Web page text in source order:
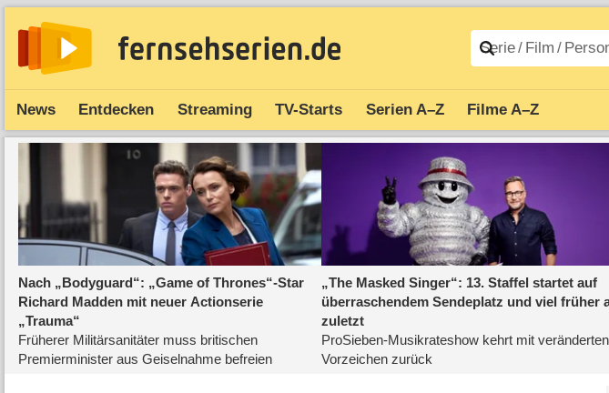
News Entdecken Streaming TV-Starts Serien A–Z Filme A–Z